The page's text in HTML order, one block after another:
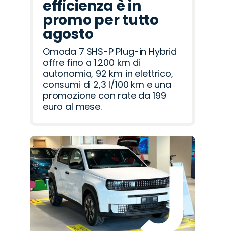
efficienza è in
promo per tutto
agosto
Omoda 7 SHS-P Plug-in Hybrid
offre fino a 1.200 km di
autonomia, 92 km in elettrico,
consumi di 2,3 l/100 km e una
promozione con rate da 199
euro al mese.